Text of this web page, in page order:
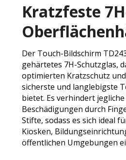
Kratzfeste
Der Touch-Bildschirm
gehärtetes 7H-Schutzglas,
optimierten Kratzschutz
sicherste und langlebigste
bietet. Es verhindert
Beschädigungen durch
Stifte, sodass es sich ideal
Kiosken,
öffentlichen Umgebungen